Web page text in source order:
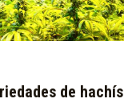
de hachís